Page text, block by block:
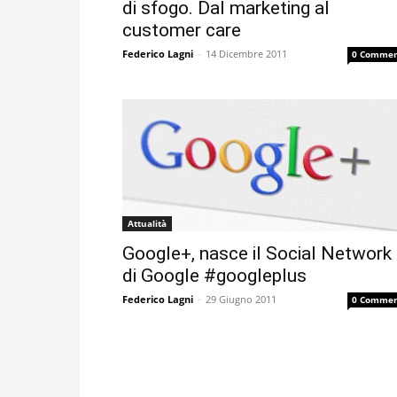
di sfogo. Dal marketing al
customer care
Federico Lagni - 14 Dicembre 2011 0
Attualità
Google+, nasce il Social Network
di Google #googleplus
Federico Lagni - 29 Giugno 2011 0